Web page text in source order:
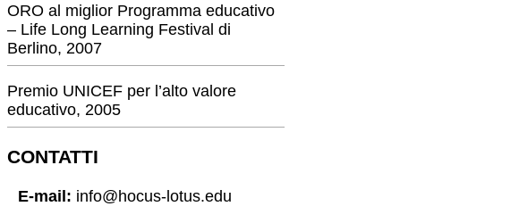
ORO al miglior Programma educativo
– Life Long Learning Festival di
Berlino, 2007
Premio UNICEF per l’alto valore
educativo, 2005
CONTATTI
E-mail: info@hocus-lotus.edu